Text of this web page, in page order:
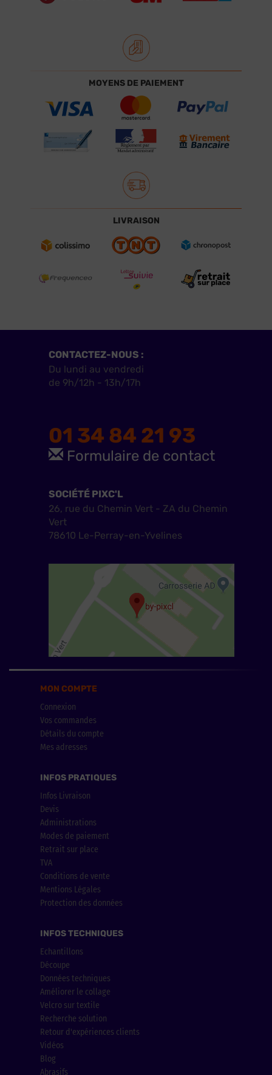
MOYENS DE PAIEMENT
LIVRAISON
CONTACTEZ-NOUS :
Du lundi au vendredi
de 9h/12h - 13h/17h
01 34 84 21 93
Formulaire de contact
SOCIÉTÉ PIXC'L
26, rue du Chemin Vert - ZA du Chemin
Vert
78610 Le-Perray-en-Yvelines
MON COMPTE
Connexion
Vos commandes
Détails du compte
Mes adresses
INFOS PRATIQUES
Infos Livraison
Devis
Administrations
Modes de paiement
Retrait sur place
TVA
Conditions de vente
Mentions Légales
Protection des données
INFOS TECHNIQUES
Echantillons
Découpe
Données techniques
Améliorer le collage
Velcro sur textile
Recherche solution
Retour d'expériences clients
Vidéos
Blog
Abrasifs